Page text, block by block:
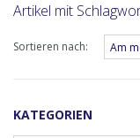
Artikel mit
Sortieren nach:
KATEGORIEN